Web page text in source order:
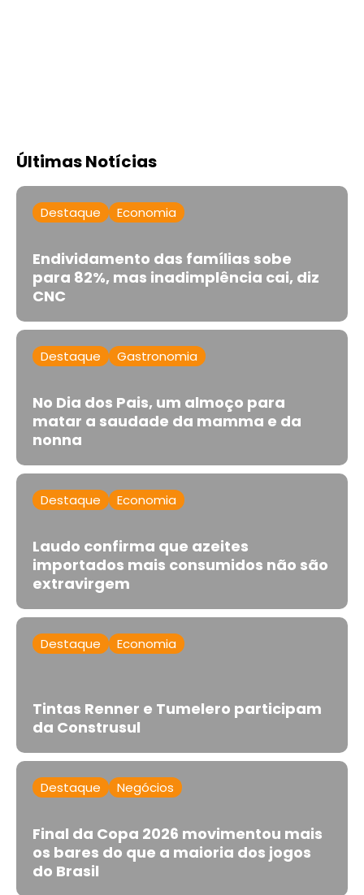
Últimas Notícias
Destaque Economia
Endividamento das famílias sobe
para 82%, mas inadimplência cai, diz
CNC
Destaque Gastronomia
No Dia dos Pais, um almoço para
matar a saudade da mamma e da
nonna
Destaque Economia
Laudo confirma que azeites
importados mais consumidos não são
extravirgem
Destaque Economia
Tintas Renner e Tumelero participam
da Construsul
Destaque Negócios
Final da Copa 2026 movimentou mais
os bares do que a maioria dos jogos
do Brasil